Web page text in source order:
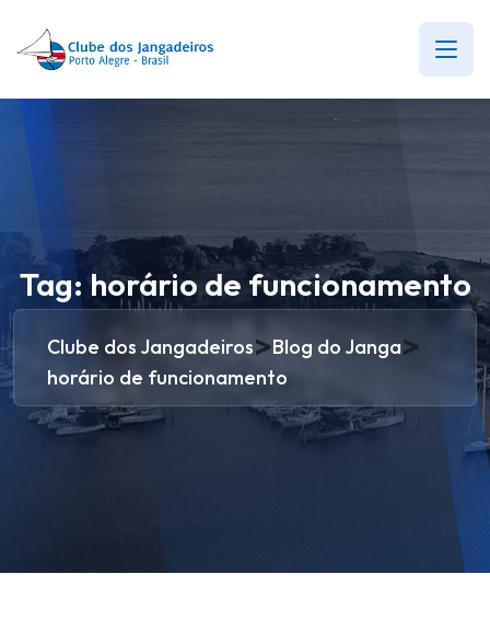
Tag:horário de funcionamento
Clube dos Jangadeiros>Blog do Janga>
horário de funcionamento